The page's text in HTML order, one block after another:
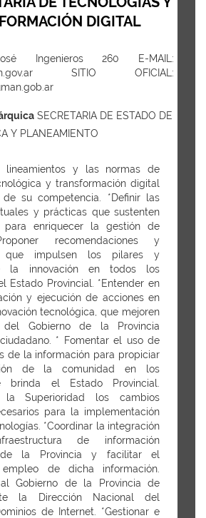
DIGITAL
Ingenieros 260 E-MAIL:
SITIO OFICIAL:
SECRETARIA DE ESTADO DE
Y PLANEAMIENTO
lineamientos y las normas de
y transformación digital
su competencia. *Definir las
y prácticas que sustenten
para enriquecer la gestión de
recomendaciones y
que impulsen los pilares y
la innovación en todos los
Estado Provincial. *Entender en
y ejecución de acciones en
tecnológica, que mejoren
del Gobierno de la Provincia
* Fomentar el uso de
de la información para propiciar
de la comunidad en los
brinda el Estado Provincial.
la Superioridad los cambios
para la implementación
*Coordinar la integración
de información
de la Provincia y facilitar el
de dicha información.
al Gobierno de la Provincia de
la Dirección Nacional del
de Internet. *Gestionar e